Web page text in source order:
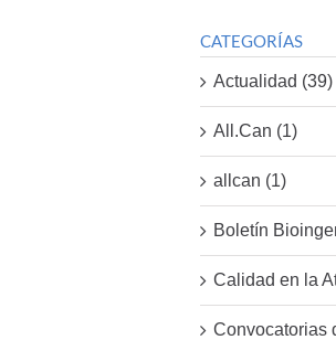
CATEGORÍAS
Actualidad (39)
All.Can (1)
allcan (1)
Boletín
Calidad en la
Convocatorias